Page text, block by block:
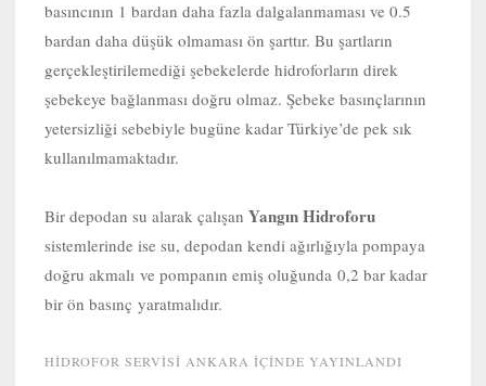
basıncının 1 bardan daha fazla dalgalanmaması ve 0.5
bardan daha düşük olmaması ön şarttır. Bu şartların
gerçekleştirilemediği şebekelerde hidroforların direk
şebekeye bağlanması doğru olmaz. Şebeke basınçlarının
yetersizliği sebebiyle bugüne kadar Türkiye’de pek sık
kullanılmamaktadır.
Bir depodan su alarak çalışan Yangın Hidroforu
sistemlerinde ise su, depodan kendi ağırlığıyla pompaya
doğru akmalı ve pompanın emiş oluğunda 0,2 bar kadar
bir ön basınç yaratmalıdır.
HIDROFOR SERVISI ANKARA IÇINDE YAYINLANDI